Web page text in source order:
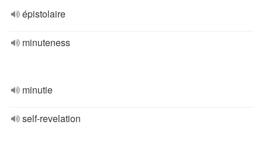
épistolaire
minuteness
minutie
self-revelation